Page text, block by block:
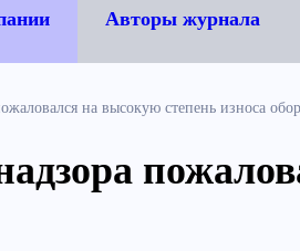
Авторы журнала
на высокую степень износа